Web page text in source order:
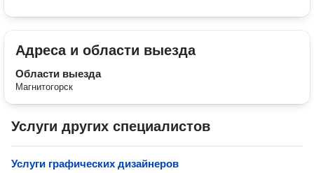
Адреса и области выезда
Области выезда
Магнитогорск
Услуги других специалистов
Услуги графических дизайнеров